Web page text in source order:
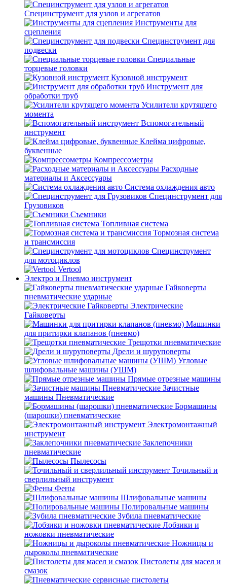
Специнструмент для узлов и агрегатов
Инструменты для
сцепления
Специнструмент для
подвески
Специальные
торцевые головки
Кузовной инструмент
Инструмент для
обработки труб
Усилители крутящего
момента
Вспомогательный
инструмент
Клейма цифровые,
буквенные
Компрессометры
Расходные
материалы и Аксессуары
Система охлаждения авто
Специнструмент для
Грузовиков
Съемники
Топливная система
Тормозная система
и трансмиссия
Специнструмент
для мотоциклов
Vertool
Электро и Пневмо инструмент
Гайковерты
пневматические ударные
Электрические
Гайковерты
Машинки
для притирки клапанов (пневмо)
Трещотки пневматические
Дрели и шуруповерты
Угловые
шлифовальные машины (УШМ)
Прямые отрезные машины
Зачистные
машины Пневматические
Бормашины
(шарошки) пневматические
Электромонтажный
инструмент
Заклепочники
пневматические
Пылесосы
Точильный и
сверлильный инструмент
Фены
Шлифовальные машины
Полировальные машины
Зубила пневматические
Лобзики и
ножовки пневматические
Ножницы и
дыроколы пневматические
Пистолеты для масел и
смазок